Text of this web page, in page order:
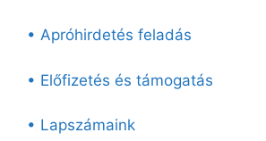
• Apróhirdetés feladás
• Előfizetés és támogatás
• Lapszámaink